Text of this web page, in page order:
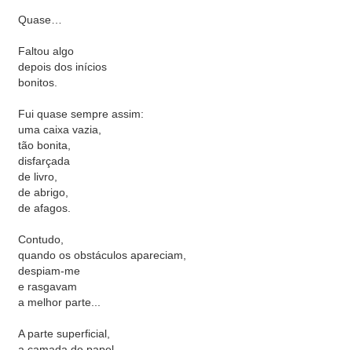
Quase…
Faltou algo
depois dos inícios
bonitos.
Fui quase sempre assim:
uma caixa vazia,
tão bonita,
disfarçada
de livro,
de abrigo,
de afagos.
Contudo,
quando os obstáculos apareciam,
despiam-me
e rasgavam
a melhor parte...
A parte superficial,